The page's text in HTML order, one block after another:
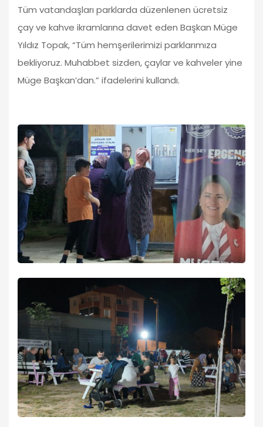
Tüm vatandaşları parklarda düzenlenen ücretsiz
çay ve kahve ikramlarına davet eden Başkan Müge
Yıldız Topak, “Tüm hemşerilerimizi parklarımıza
bekliyoruz. Muhabbet sizden, çaylar ve kahveler yine
Müge Başkan’dan.” ifadelerini kullandı.